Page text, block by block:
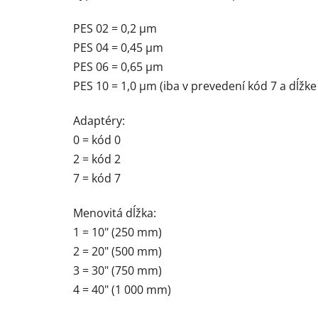
PES 02 = 0,2 µm
PES 04 = 0,45 µm
PES 06 = 0,65 µm
PES 10 = 1,0 µm (iba v prevedení kód 7 a
Adaptéry:
0 = kód 0
2 = kód 2
7 = kód 7
Menovitá dĺžka:
1 = 10" (250 mm)
2 = 20" (500 mm)
3 = 30" (750 mm)
4 = 40" (1 000 mm)